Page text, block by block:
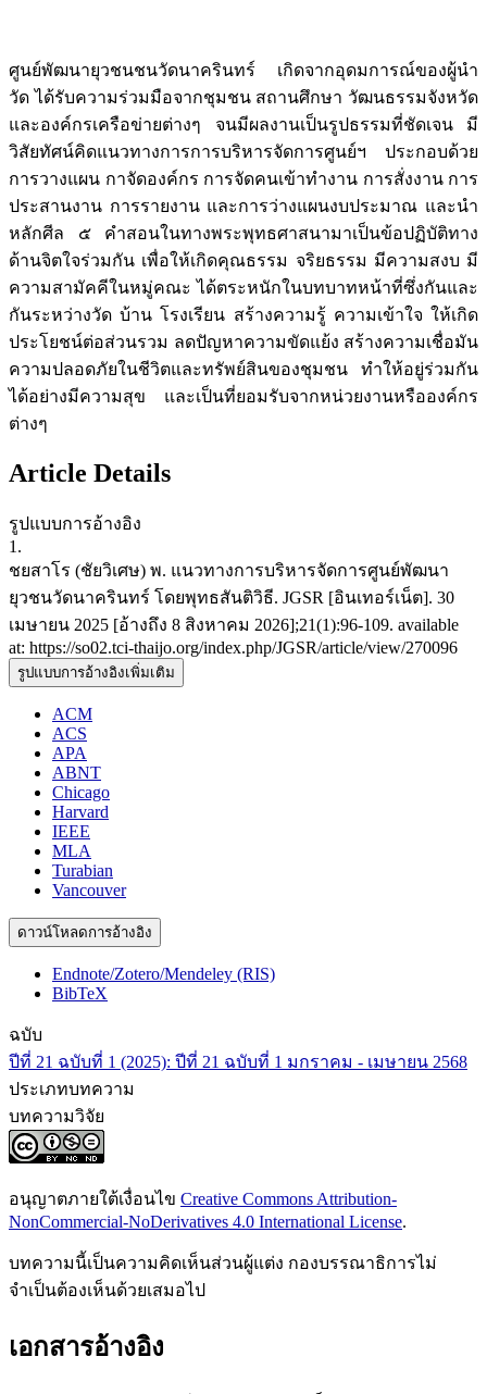
ศูนย์พัฒนายุวชนชนวัดนาครินทร์ เกิดจากอุดมการณ์ของผู้นำ
วัด ได้รับความร่วมมือจากชุมชน สถานศึกษา วัฒนธรรมจังหวัด
และองค์กรเครือข่ายต่างๆ จนมีผลงานเป็นรูปธรรมที่ชัดเจน มี
วิสัยทัศน์คิดแนวทางการการบริหารจัดการศูนย์ฯ ประกอบด้วย
การวางแผน กาจัดองค์กร การจัดคนเข้าทำงาน การสั่งงาน การ
ประสานงาน การรายงาน และการว่างแผนงบประมาณ และนำ
หลักศีล ๕ คำสอนในทางพระพุทธศาสนามาเป็นข้อปฏิบัติทาง
ด้านจิตใจร่วมกัน เพื่อให้เกิดคุณธรรม จริยธรรม มีความสงบ มี
ความสามัคคีในหมู่คณะ ได้ตระหนักในบทบาทหน้าที่ซึ่งกันและ
กันระหว่างวัด บ้าน โรงเรียน สร้างความรู้ ความเข้าใจ ให้เกิด
ประโยชน์ต่อส่วนรวม ลดปัญหาความขัดแย้ง สร้างความเชื่อมัน
ความปลอดภัยในชีวิตและทรัพย์สินของชุมชน ทำให้อยู่ร่วมกัน
ได้อย่างมีความสุข และเป็นที่ยอมรับจากหน่วยงานหรือองค์กร
ต่างๆ
Article Details
รูปแบบการอ้างอิง
1.
ชยสาโร (ชัยวิเศษ) พ. แนวทางการบริหารจัดการศูนย์พัฒนา
ยุวชนวัดนาครินทร์ โดยพุทธสันติวิธี. JGSR [อินเทอร์เน็ต]. 30
เมษายน 2025 [อ้างถึง 8 สิงหาคม 2026];21(1):96-109. available
at: https://so02.tci-thaijo.org/index.php/JGSR/article/view/270096
รูปแบบการอ้างอิงเพิ่มเติม
ACM
ACS
APA
ABNT
Chicago
Harvard
IEEE
MLA
Turabian
Vancouver
ดาวน์โหลดการอ้างอิง
Endnote/Zotero/Mendeley (RIS)
BibTeX
ฉบับ
ปีที่ 21 ฉบับที่ 1 (2025): ปีที่ 21 ฉบับที่ 1 มกราคม - เมษายน 2568
ประเภทบทความ
บทความวิจัย
อนุญาตภายใต้เงื่อนไข Creative Commons Attribution-
NonCommercial-NoDerivatives 4.0 International License.
บทความนี้เป็นความคิดเห็นส่วนผู้แต่ง กองบรรณาธิการไม่
จำเป็นต้องเห็นด้วยเสมอไป
เอกสารอ้างอิง